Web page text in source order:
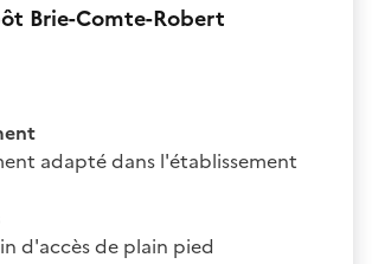
Brie-Comte-Robert
adapté dans l'établissement
d'accès de plain pied